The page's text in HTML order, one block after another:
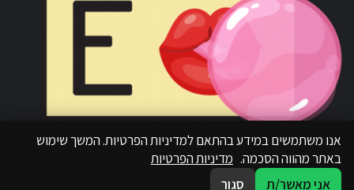
אנו משתמשים במידע בהתאם למדיניות הפרטיות. המשך שימוש
באתר מהווה הסכמה. מדיניות הפרטיות
אני מאשר/ת
סגור